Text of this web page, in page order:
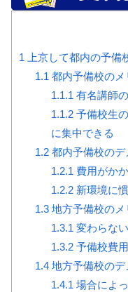
1 上京して都内の予備
1.1 都内予備校のメ
1.1.1 有名講師
1.1.2予備校生
に集中できる
1.2都内予備校のデ
1.2.1 費用がか
1.2.2新環境に
1.3地方予備校のメ
1.3.1 変わらな
1.3.2予備校費
1.4地方予備校のデ
1.4.1 場合によ